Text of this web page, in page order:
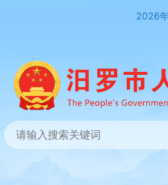
2026